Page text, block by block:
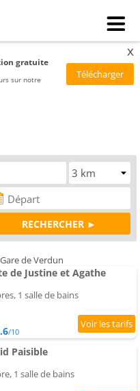
gratuite
sur notre
x
de Verdun
de Justine et Agathe
1 salle de bains
/10
Paisible
1 salle de bains